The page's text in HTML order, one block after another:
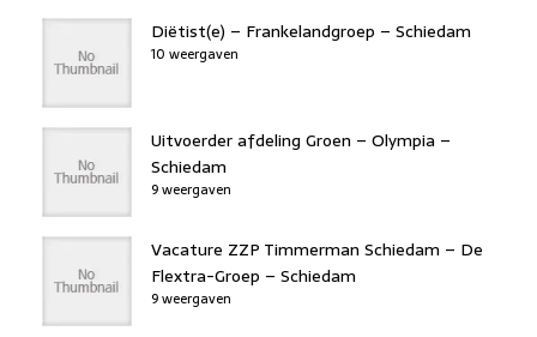
Diëtist(e) – Frankelandgroep – Schiedam
10 weergaven
Uitvoerder afdeling Groen – Olympia –
Schiedam
9 weergaven
Vacature ZZP Timmerman Schiedam – De
Flextra-Groep – Schiedam
9 weergaven